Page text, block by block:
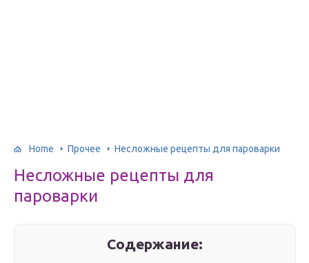
Home Прочее Несложные рецепты для пароварки
Несложные рецепты для
пароварки
Содержание: